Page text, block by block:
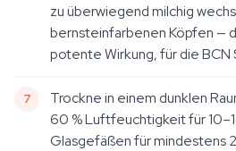
zu überwiegend milchig
bernsteinfarbenen Köpfen —
potente Wirkung, für die BCN
Trockne in einem dunklen
60 % Luftfeuchtigkeit für
Glasgefäßen für mindestens